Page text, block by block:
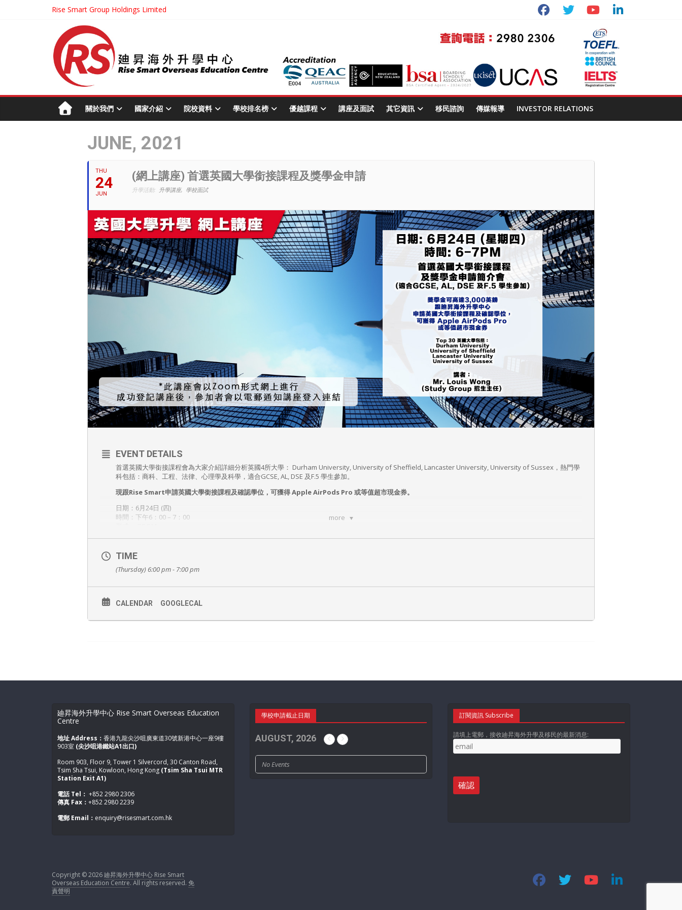
Rise Smart Group Holdings Limited
關於我們 國家介紹 院校資料 學校排名榜 優越課程 講座及面試 其它資訊 移民諮詢 傳媒報導 INVESTOR RELATIONS
JUNE, 2021
THU
24
JUN
(網上講座) 首選英國大學銜接課程及獎學金申請
升學活動: 升學講座, 學校面試
more
EVENT DETAILS
首選英國大學銜接課程會為大家介紹詳細分析英國4所大學： Durham University, University of Sheffield, Lancaster University, University of Sussex，熱門學
科包括：商科、工程、法律、心理學及科學，適合GCSE, AL, DSE 及F.5 學生參加。
現跟Rise Smart申請英國大學銜接課程及確認學位，可獲得 Apple AirPods Pro 或等值超市現金券。
日期：6月24日 (四)
時間：下午6：00 – 7：00
免費報名，敬請預約！
此講座會以Zoom形式網上進行
成功登記講座後，參加者會以電郵及Whatsapp通知講座登入連結。
請填寫以下表格登記出席講座：
Whatsapp號碼 *
電郵*
學生年齡*
TIME
(Thursday) 6:00 pm - 7:00 pm
CALENDAR GOOGLECAL
廸昇海外升學中心 Rise Smart Overseas Education
Centre
地址 Address： 香港九龍尖沙咀廣東道30號新港中心一座9樓
903室 (尖沙咀港鐵站A1出口)
Room 903, Floor 9, Tower 1 Silvercord, 30 Canton Road,
Tsim Sha Tsui, Kowloon, Hong Kong (Tsim Sha Tsui MTR
Station Exit A1)
電話 Tel： +852 2980 2306
傳真 Fax： +852 2980 2239
電郵 Email： enquiry@risesmart.com.hk
學校申請截止日期
AUGUST, 2026
No Events
訂閱資訊 Subscribe
請填上電郵，接收廸昇海外升學及移民的最新消息:
Copyright © 2026廸昇海外升學中心 Rise Smart
Overseas Education Centre. All rights reserved. 免
責聲明